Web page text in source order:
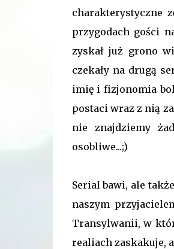
charakterystyczne
przygodach gości
zyskał już grono
czekały na drugą
imię i fizjonomia
postaci wraz z nią
nie znajdziemy
osobliwe...;)
Serial bawi, ale
naszym
Transylwanii, w
realiach zaskakuje,